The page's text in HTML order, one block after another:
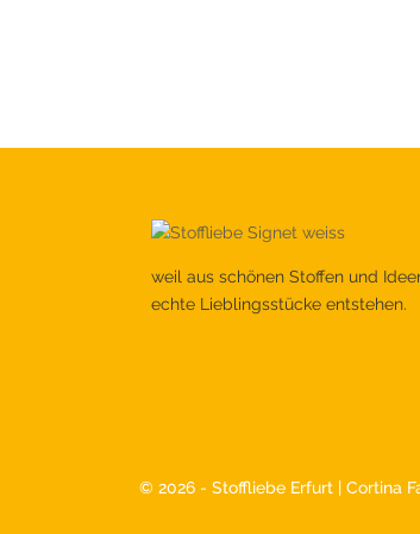
weil aus schönen Stoffen und
echte Lieblingsstücke entstehen.
© 2026 - Stoffliebe Erfurt | Cortina